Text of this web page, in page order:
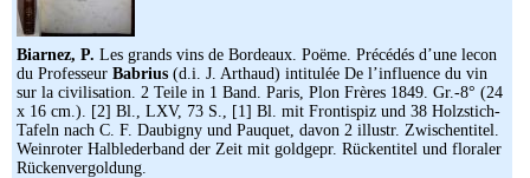
Biarnez, P. Les grands vins de Bordeaux. Poëme. Précédés d’une lecon
du Professeur Babrius (d.i. J. Arthaud) intitulée De l’influence du vin
sur la civilisation. 2 Teile in 1 Band. Paris, Plon Frères 1849. Gr.-8° (24
x 16 cm.). [2] Bl., LXV, 73 S., [1] Bl. mit Frontispiz und 38 Holzstich-
Tafeln nach C. F. Daubigny und Pauquet, davon 2 illustr. Zwischentitel.
Weinroter Halblederband der Zeit mit goldgepr. Rückentitel und floraler
Rückenvergoldung.